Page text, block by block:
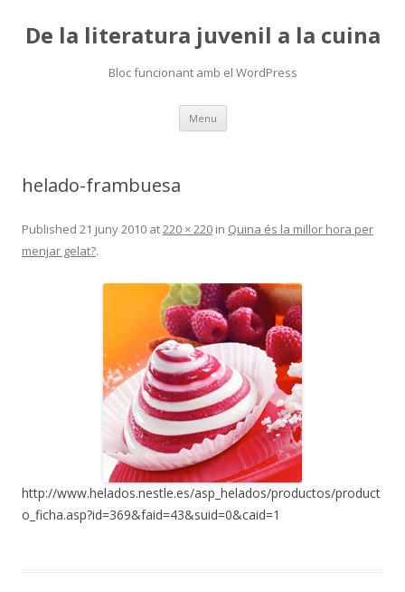
De la literatura juvenil a la cuina
Bloc funcionant amb el WordPress
Menu Skip
content
helado-frambuesa
Published 21 juny 2010 at220 × 220 in Quina és la millor hora per
menjar gelat?.
http://www.helados.nestle.es/asp_helados/productos/product
o_ficha.asp?id=369&faid=43&suid=0&caid=1